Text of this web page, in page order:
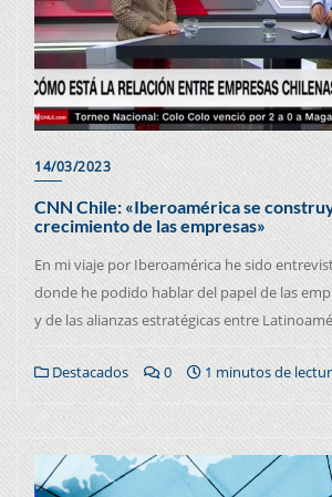
14/03/2023
CNN Chile: «Iberoamérica se
crecimiento de las empresas»
En mi viaje por Iberoamérica he sido
donde he podido hablar del papel de las
y de las alianzas estratégicas entre
Destacados 0 1 minutos de